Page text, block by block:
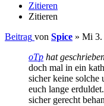
Zitieren
Zitieren
Beitrag von Spice » Mi 3.
oTp hat
doch mal in ein
sicher keine solche
euch lange
sicher gerecht